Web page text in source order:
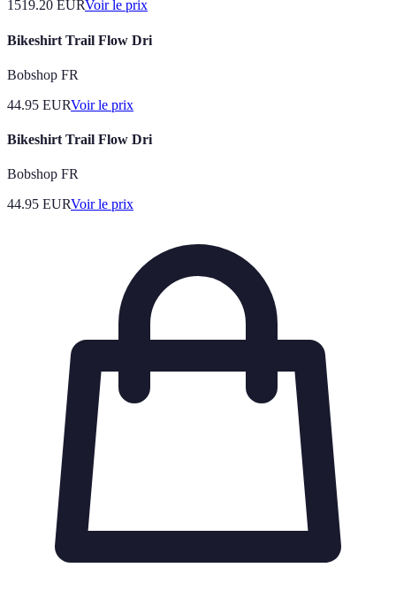
1519.20 EURVoir le prix
Bikeshirt Trail Flow Dri
Bobshop FR
44.95 EURVoir le prix
Bikeshirt Trail Flow Dri
Bobshop FR
44.95 EURVoir le prix